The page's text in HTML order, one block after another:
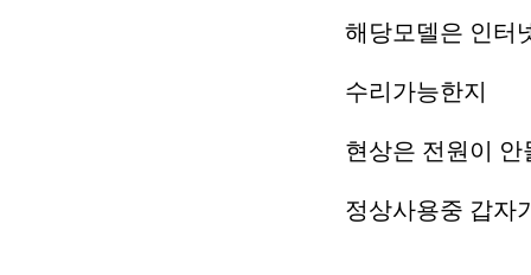
해당모델은 인터
수리가능한지
현상은 전원이
정상사용중 갑자